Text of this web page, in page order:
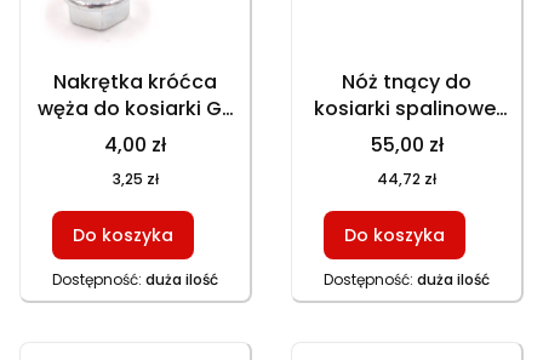
Nakrętka króćca
węża do kosiarki GT
150NKS, GT 153NBKS,
HKS 753NB, HKS
253NE – części
zamienne
4,00 zł
3,25 zł
Do koszyka
Dostępność: duża ilość
Nóż tnący do
kosiarki spalinowej
GT 153NBKS, GT
153NEKS, HKS 753NB,
HKS 753NBE, HKS
253NE, GT 153NKS
(p.2)
55,00 zł
44,72 zł
Do koszyka
Dostępność: duża ilość